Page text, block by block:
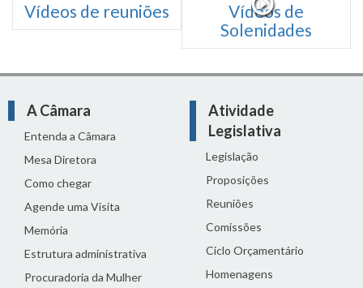
Vídeos de reuniões
Vídeos de
Solenidades
A Câmara
Entenda a Câmara
Mesa Diretora
Como chegar
Agende uma Visita
Memória
Estrutura administrativa
Procuradoria da Mulher
Atividade
Legislativa
Legislação
Proposições
Reuniões
Comissões
Ciclo Orçamentário
Homenagens